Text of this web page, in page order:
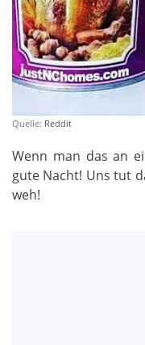
Quelle: Reddit
Wenn man das an
gute Nacht! Uns tut
weh!